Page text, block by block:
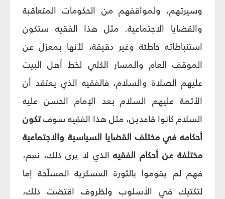
وسيرتهم، ولمواقفهم من الحكومات المتعاقبة
والقضايا الاجتماعية. مثل هذا الفقيه ستكون
استنباطاته خاطئة وغير دقيقة، لأنها بمعزل عن
الموقف العام والمسار الكلي لخط أهل البيت
عليهم الصلاة والسلام، فالفقيه الذي يعتقد أن
الأئمة عليهم السلام بعد الإمام الحسن عليه
السلام كانوا قاعدين، مثل هذا الفقيه سوفتكون
أحكامه في مختلف القضايا السياسية والاجتماعية
مختلفة عن أحكام الفقيهالذي لا يرى ذلك، نعم،
فهم لم يقوموا بالثورة العسكرية المسلّحة إما
لتكتيك في الأسلوب ولظروف اقتضت ذلك،